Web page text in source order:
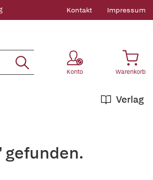
Kontakt Impressum
Konto Warenkorb
Verlag
gefunden.